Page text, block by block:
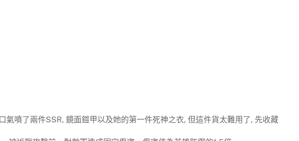
氣噴了兩件SSR, 鏡面鎧甲以及她的第一件死神之衣, 但這件貨太難用了, 先收藏